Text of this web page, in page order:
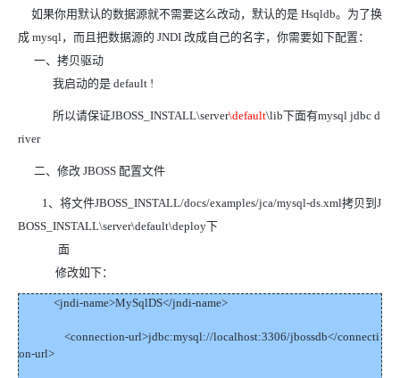
如果你用默认的数据源就不需要这么改动，默认的是 Hsqldb。为了换
成 mysql，而且把数据源的 JNDI 改成自己的名字，你需要如下配置：
一、拷贝驱动
我启动的是 default !
所以请保证JBOSS_INSTALL\server\default\lib下面有mysql jdbc d
river
二、修改 JBOSS 配置文件
1、将文件JBOSS_INSTALL/docs/examples/jca/mysql-ds.xml拷贝到J
BOSS_INSTALL\server\default\deploy下
面
修改如下：
<jndi-name>MySqlDS</jndi-name>
<connection-url>jdbc:mysql://localhost:3306/jbossdb</connecti
on-url>